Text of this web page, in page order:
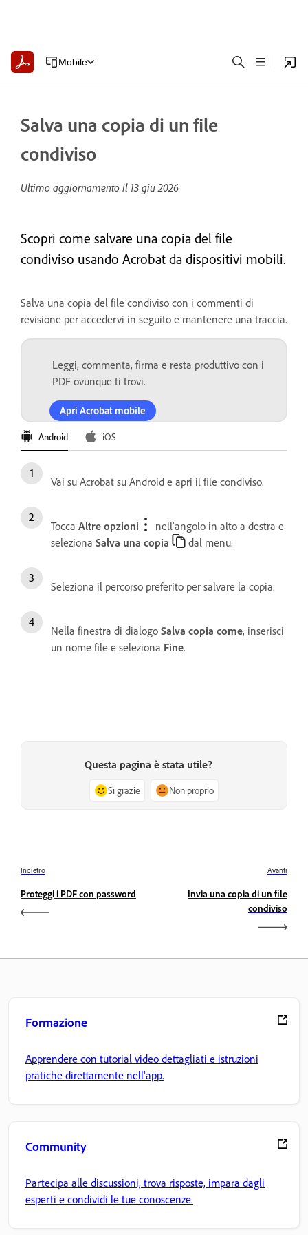
Mobile
Salva una copia di un file
condiviso
Ultimo aggiornamento il 13 giu 2026
Scopri come salvare una copia del file
condiviso usando Acrobat da dispositivi mobili.
Salva una copia del file condiviso con i commenti di
revisione per accedervi in seguito e mantenere una traccia.
Leggi, commenta, firma e resta produttivo con i
PDF ovunque ti trovi.
Apri Acrobat mobile
Android iOS
Vai su Acrobat su Android e apri il file condiviso.
Tocca Altre opzioni
nell'angolo in alto a destra e
seleziona Salva una copia dal menu.
Seleziona il percorso preferito per salvare la copia.
Nella finestra di dialogo Salva copia come, inserisci
un nome file e seleziona Fine.
Questa pagina è stata utile?
Sì grazie Non proprio
Indietro
Proteggi i PDF con password
Avanti
Invia una copia di un file
condiviso
Formazione
Apprendere con tutorial video dettagliati e istruzioni
pratiche direttamente nell'app.
Community
Partecipa alle discussioni, trova risposte, impara dagli
esperti e condividi le tue conoscenze.